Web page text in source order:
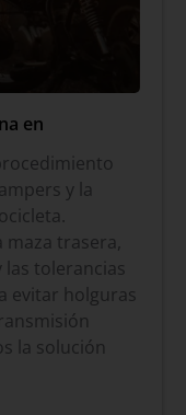
en
y la
maza trasera,
las tolerancias
evitar holguras
la solución